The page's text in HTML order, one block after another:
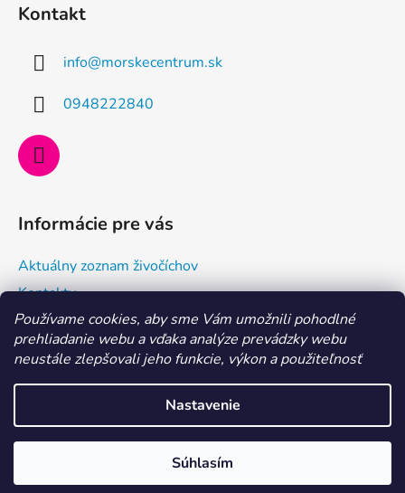
Používame cookies, aby sme Vám umožnili pohodlné
prehliadanie webu a vďaka analýze prevádzky webu
neustále zlepšovali jeho funkcie, výkon a použiteľnosť
Nastavenie
Súhlasím
MILÍ AKVARISTI, aktuálne je dovolenka 29. 7. - 6. 8. 2026.
Kontakt
info@morskecentrum.sk
0948222840
Informácie pre vás
Aktuálny zoznam živočíchov
Kontakty
Doprava a ako nakupovať
Všeobecné obchodné podmienky a dodacie podmienky
Vytvoril Shoptet
Morské centrum Eshop
vyhradené.Upraviť nastavenie cookies